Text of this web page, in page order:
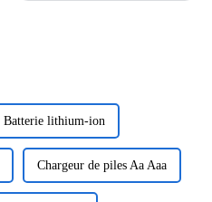
Batterie lithium-ion
Chargeur de piles Aa Aaa